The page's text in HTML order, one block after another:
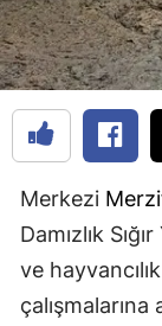
Merkezi
Damızlık
ve